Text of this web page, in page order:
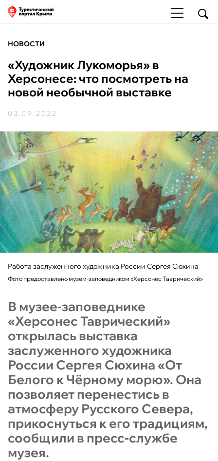
НОВОСТИ
«Художник Лукоморья» в
Херсонесе: что посмотреть на
новой необычной выставке
03.09.2022
Работа заслуженного художника России Сергея Сюхина
Фото предоставлено музем-заповедником «Херсонес Таврический»
В музее-заповеднике
«Херсонес Таврический»
открылась выставка
заслуженного художника
России Сергея Сюхина «От
Белого к Чёрному морю». Она
позволяет перенестись в
атмосферу Русского Севера,
прикоснуться к его традициям,
сообщили в пресс-службе
музея.